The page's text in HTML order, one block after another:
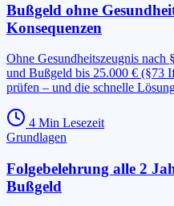
Bußgeld ohne
Konsequenzen
Ohne Gesundheitszeugnis
und Bußgeld bis 25.000 € (§73
prüfen – und die schnelle
4 Min Lesezeit
Grundlagen
Folgebelehrung alle 2
Bußgeld